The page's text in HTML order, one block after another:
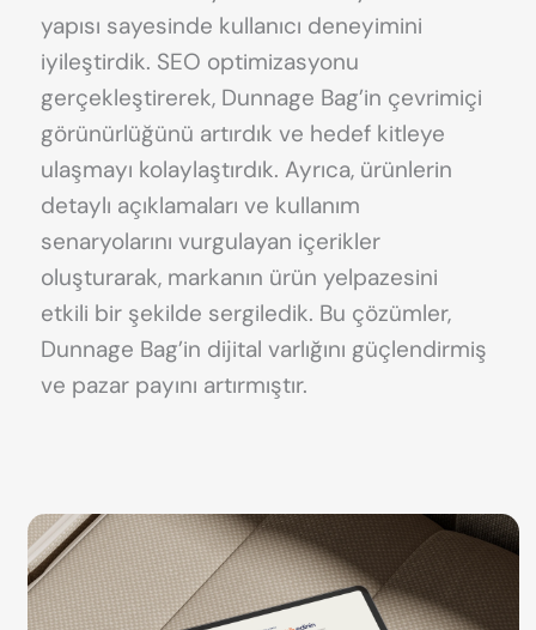
yapısı sayesinde kullanıcı deneyimini
iyileştirdik. SEO optimizasyonu
gerçekleştirerek, Dunnage Bag’in çevrimiçi
görünürlüğünü artırdık ve hedef kitleye
ulaşmayı kolaylaştırdık. Ayrıca, ürünlerin
detaylı açıklamaları ve kullanım
senaryolarını vurgulayan içerikler
oluşturarak, markanın ürün yelpazesini
etkili bir şekilde sergiledik. Bu çözümler,
Dunnage Bag’in dijital varlığını güçlendirmiş
ve pazar payını artırmıştır.